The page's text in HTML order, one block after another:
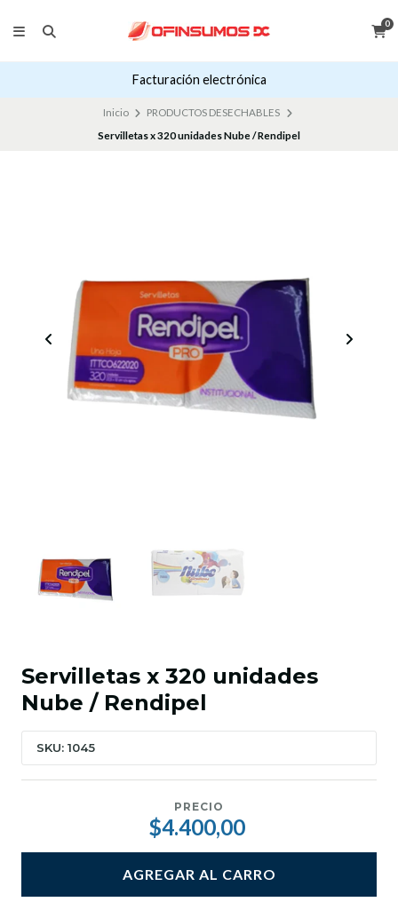
0
Facturación electrónica
Inicio
PRODUCTOS DESECHABLES
Servilletas x 320 unidades Nube / Rendipel
Servilletas x 320 unidades
Nube / Rendipel
SKU: 1045
PRECIO
$4.400,00
AGREGAR AL CARRO